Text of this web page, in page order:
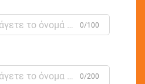
0/100
0/200